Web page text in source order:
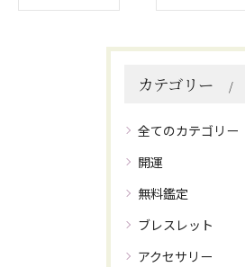
カテゴリー
全てのカテゴリー
開運
無料鑑定
ブレスレット
アクセサリー